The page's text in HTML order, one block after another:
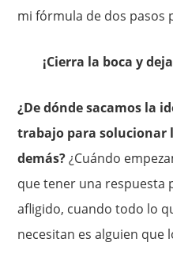
mi fórmula de dos pasos
¡Cierra la boca y
¿De dónde sacamos la
trabajo para solucionar
demás?¿Cuándo
que tener una respuesta
afligido, cuando todo lo
necesitan es alguien que